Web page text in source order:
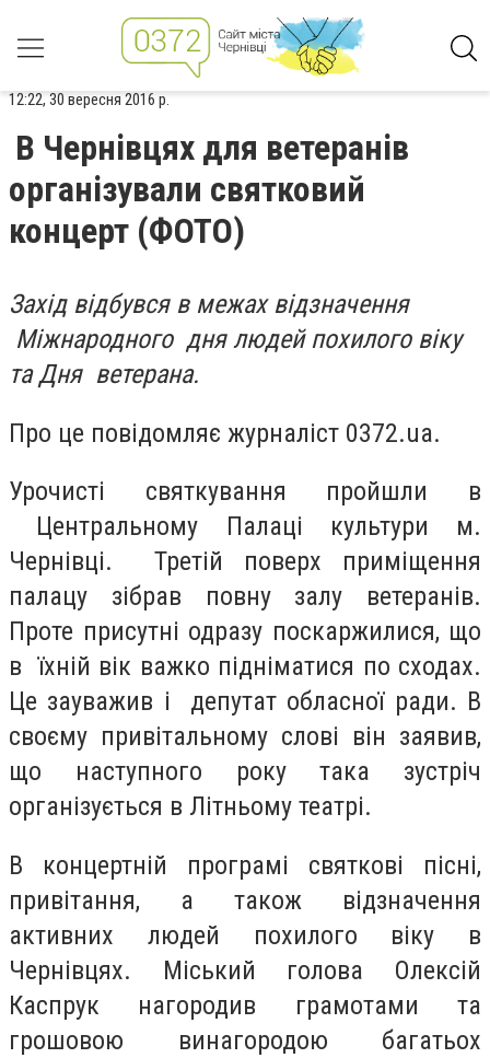
12:22, 30 вересня 2016 р.
В Чернівцях для ветеранів
організували святковий
концерт (ФОТО)
Захід відбувся в межах відзначення
Міжнародного дня людей похилого віку
та Дня ветерана.
Про це повідомляє журналіст 0372.ua.
Урочисті святкування пройшли в
Центральному Палаці культури м.
Чернівці. Третій поверх приміщення
палацу зібрав повну залу ветеранів.
Проте присутні одразу поскаржилися, що
в їхній вік важко підніматися по сходах.
Це зауважив і депутат обласної ради. В
своєму привітальному слові він заявив,
що наступного року така зустріч
організується в Літньому театрі.
В концертній програмі святкові пісні,
привітання, а також відзначення
активних людей похилого віку в
Чернівцях. Міський голова Олексій
Каспрук нагородив грамотами та
грошовою винагородою багатьох